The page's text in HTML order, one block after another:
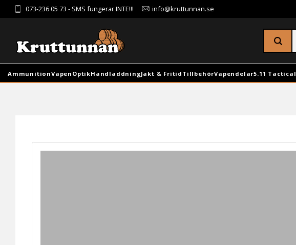
073-236 05 73 - SMS fungerar INTE!!! info@kruttunnan.se
AmmunitionVapen OptikHandladdningJakt & Fritid TillbehörVapendelar5.11 Tactical